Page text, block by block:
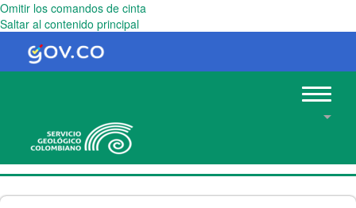
Omitir los comandos de cinta
Saltar al contenido principal
Toggle